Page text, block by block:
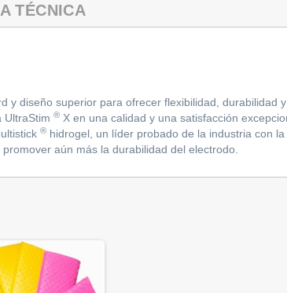
TÉCNICA
y diseño superior para ofrecer flexibilidad, durabilidad
UltraStim ® X en una calidad y una satisfacción
® hidrogel, un líder probado de la industria con
aún más la durabilidad del electrodo.